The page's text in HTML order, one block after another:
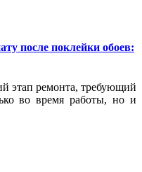
после поклейки обоев:
этап ремонта, требующий
во время работы, но и